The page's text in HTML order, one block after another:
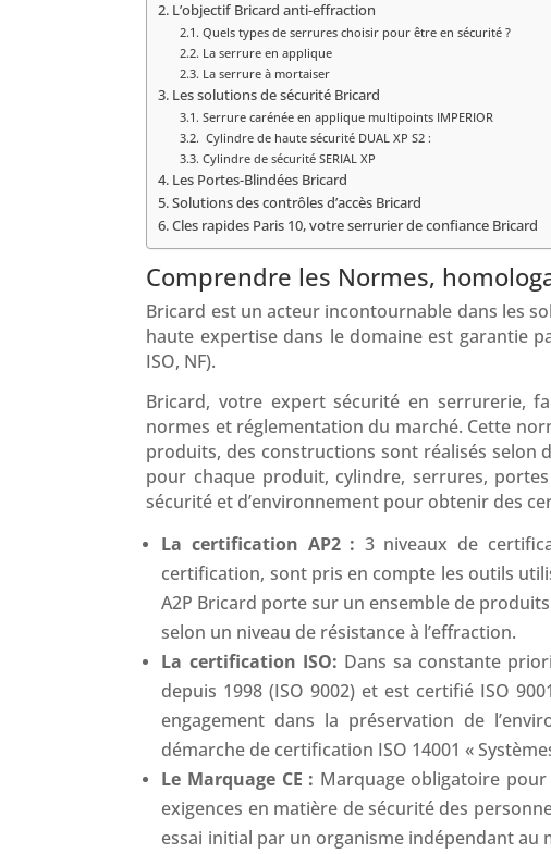
L’objectif Bricard anti-effraction
Quels types de serrures choisir pour être en sécurité ?
La serrure en applique
La serrure à mortaiser
Les solutions de sécurité Bricard
Serrure carénée en applique multipoints IMPERIOR
Cylindre de haute sécurité DUAL XP S2 :
Cylindre de sécurité SERIAL XP
Les Portes-Blindées Bricard
Solutions des contrôles d’accès Bricard
Cles rapides Paris 10, votre serrurier de confiance Bricard
Comprendre les Normes,
Bricard est un acteur incontournable dans les
haute expertise dans le domaine est garantie
ISO, NF).
Bricard, votre expert sécurité en serrurerie,
normes et réglementation du marché. Cette
produits, des constructions sont réalisés selon
pour chaque produit, cylindre, serrures,
sécurité et d’environnement pour obtenir des
La certification AP2 : 3 niveaux de
certification, sont pris en compte les outils
A2P Bricard porte sur un ensemble de
selon un niveau de résistance à l’effraction.
La certification ISO: Dans sa constante
depuis 1998 (ISO 9002) et est certifié ISO
engagement dans la préservation de
démarche de certification ISO 14001 «
Le Marquage CE : Marquage obligatoire
exigences en matière de sécurité des
essai initial par un organisme indépendant